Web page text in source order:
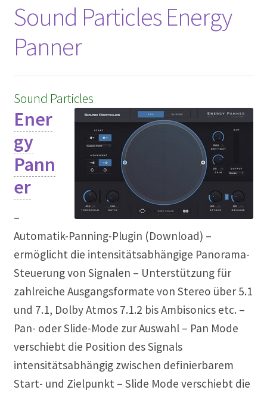
Sound Particles Energy
Panner
Sound Particles
Ener
gy
Pann
er
–
Automatik-Panning-Plugin (Download) –
ermöglicht die intensitätsabhängige Panorama-
Steuerung von Signalen – Unterstützung für
zahlreiche Ausgangsformate von Stereo über 5.1
und 7.1, Dolby Atmos 7.1.2 bis Ambisonics etc. –
Pan- oder Slide-Mode zur Auswahl – Pan Mode
verschiebt die Position des Signals
intensitätsabhängig zwischen definierbarem
Start- und Zielpunkt – Slide Mode verschiebt die